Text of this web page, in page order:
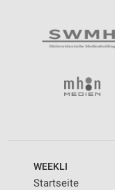
WEEKLI
Startseite